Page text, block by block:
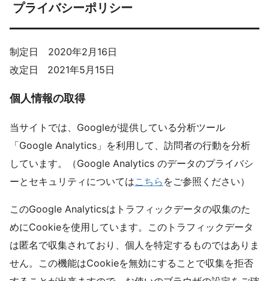
プライバシーポリシー
制定日 2020年2月16日
改定日 2021年5月15日
個人情報の取得
当サイトでは、Googleが提供している分析ツール
「Google Analytics」を利用して、訪問者の行動を分析
しています。（Google Analytics のデータのプライバシ
ーとセキュリティについてはこちら をご参照ください）
このGoogle Analyticsはトラフィックデータの収集のた
めにCookieを使用しています。このトラフィックデータ
は匿名で収集されており、個人を特定するものではありま
せん。この機能はCookieを無効にすることで収集を拒否